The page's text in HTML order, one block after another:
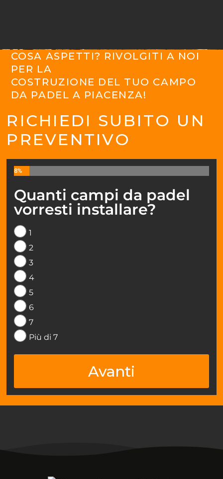
COSA ASPETTI? RIVOLGITI A NOI
PER LA
COSTRUZIONE DEL TUO CAMPO
DA PADEL A PIACENZA!
RICHIEDI SUBITO UN
PREVENTIVO
8%
Quanti campi da padel
vorresti installare?
1
2
3
4
5
6
7
Più di 7
Avanti